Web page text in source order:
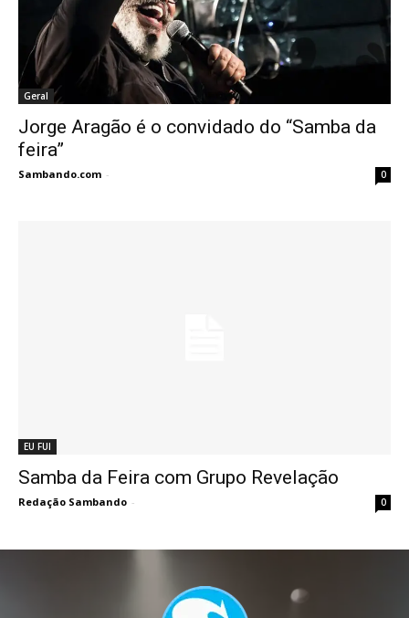
Geral
Jorge Aragão é o convidado do “Samba da
feira”
Sambando.com - 0
EU FUI
Samba da Feira com Grupo Revelação
Redação Sambando - 0